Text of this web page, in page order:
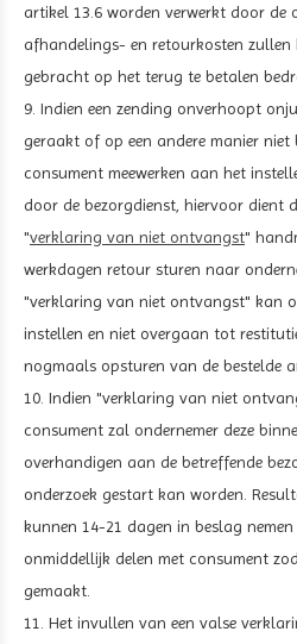
artikel 13.6 worden verwerkt door de
afhandelings- en retourkosten zullen
gebracht op het terug te betalen
9. Indien een zending onverhoopt
geraakt of op een andere manier
consument meewerken aan het
door de bezorgdienst, hiervoor dient
"verklaring van niet ontvangst"
werkdagen retour sturen naar
"verklaring van niet ontvangst" kan
instellen en niet overgaan tot
nogmaals opsturen van de bestelde
10. Indien "verklaring van niet
consument zal ondernemer deze
overhandigen aan de betreffende
onderzoek gestart kan worden.
kunnen 14-21 dagen in beslag
onmiddellijk delen met consument
gemaakt.
11. Het invullen van een valse